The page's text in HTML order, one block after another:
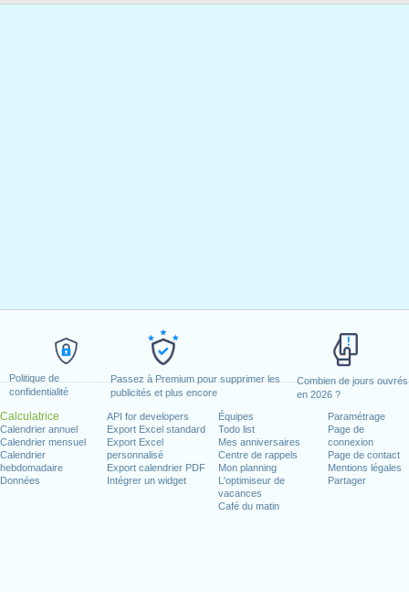
Politique de
confidentialité
Passez à Premium pour supprimer les
publicités et plus encore
Combien de jours ouvrés
en 2026 ?
Calculatrice
Calendrier annuel
Calendrier mensuel
Calendrier
hebdomadaire
Données
API for developers
Export Excel standard
Export Excel
personnalisé
Export calendrier PDF
Intégrer un widget
Équipes
Todo list
Mes anniversaires
Centre de rappels
Mon planning
L'optimiseur de
vacances
Café du matin
Paramétrage
Page de
connexion
Page de contact
Mentions légales
Partager